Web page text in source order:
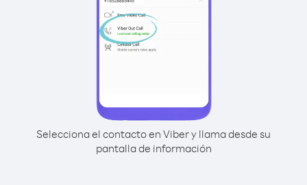
Selecciona el contacto en Viber y llama desde su
pantalla de información